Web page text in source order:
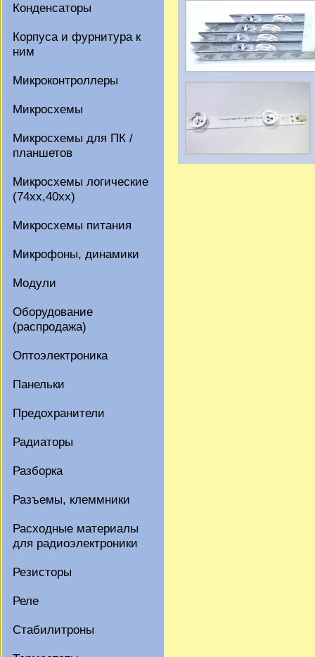
Конденсаторы
Корпуса и фурнитура к
ним
Микроконтроллеры
Микросхемы
Микросхемы для ПК /
планшетов
Микросхемы логические
(74xx,40xx)
Микросхемы питания
Микрофоны, динамики
Модули
Оборудование
(распродажа)
Оптоэлектроника
Панельки
Предохранители
Радиаторы
Разборка
Разъемы, клеммники
Расходные материалы
для радиоэлектроники
Резисторы
Реле
Стабилитроны